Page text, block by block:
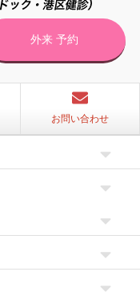
外来 予約
お問い合わせ